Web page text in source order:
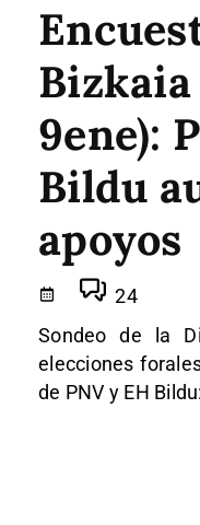
9ene):
Bildu
apoyos
24
Sondeo de la
elecciones
de PNV y EH Bildu: